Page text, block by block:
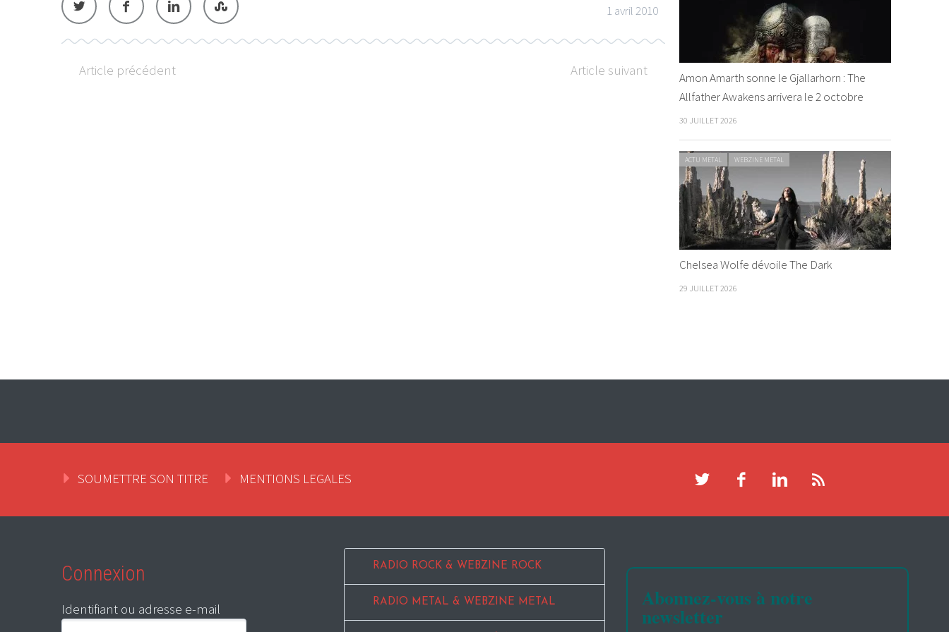
1 avril 2010
Article précédent Article suivant
Amon Amarth sonne le Gjallarhorn : The
Allfather Awakens arrivera le 2 octobre
30 JUILLET 2026
ACTU METAL WEBZINE METAL
Chelsea Wolfe dévoile The Dark
29 JUILLET 2026
SOUMETTRE SON TITRE MENTIONS LEGALES
Connexion
Identifiant ou adresse e-mail
RADIO ROCK & WEBZINE ROCK
RADIO METAL & WEBZINE METAL Abonnez-vous à notre
newsletter